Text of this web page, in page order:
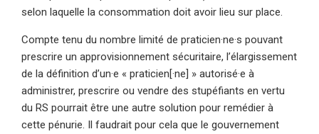
selon laquelle la consommation doit avoir lieu sur place.
Compte tenu du nombre limité de praticien·ne·s pouvant
prescrire un approvisionnement sécuritaire, l’élargissement
de la définition d’un·e « praticien[·ne] » autorisé·e à
administrer, prescrire ou vendre des stupéfiants en vertu
du RS pourrait être une autre solution pour remédier à
cette pénurie. Il faudrait pour cela que le gouvernement